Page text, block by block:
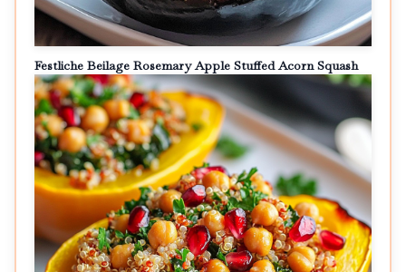
Festliche Beilage Rosemary Apple Stuffed Acorn Squash